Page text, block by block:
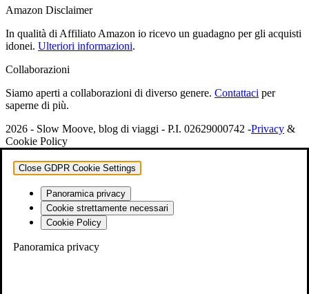
Amazon Disclaimer
In qualità di Affiliato Amazon io ricevo un guadagno per gli acquisti
idonei. Ulteriori informazioni.
Collaborazioni
Siamo aperti a collaborazioni di diverso genere. Contattaci per
saperne di più.
2026 - Slow Moove, blog di viaggi - P.I. 02629000742 -Privacy &
Cookie Policy
Close GDPR Cookie Settings
Panoramica privacy
Cookie strettamente necessari
Cookie Policy
Panoramica privacy